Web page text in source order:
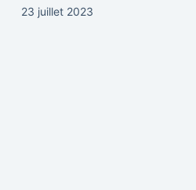
23 juillet 2023